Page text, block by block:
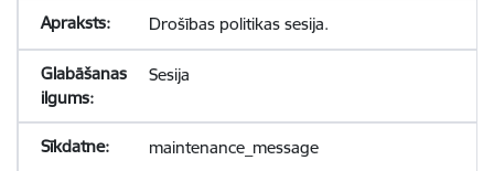
Drošības politikas sesija.
Sesija
maintenance_message